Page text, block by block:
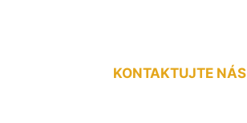
KONTAKTUJTE NÁS